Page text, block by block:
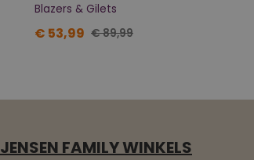
Blazers & Gilets
€ 53,99 € 89,99
JENSEN FAMILY WINKELS